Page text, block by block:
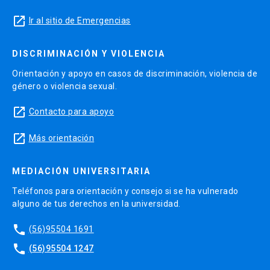
launch
Ir al sitio de Emergencias
DISCRIMINACIÓN Y VIOLENCIA
Orientación y apoyo en casos de discriminación, violencia de
género o violencia sexual.
launch Contacto para apoyo
launch Más orientación
MEDIACIÓN UNIVERSITARIA
Teléfonos para orientación y consejo si se ha vulnerado
alguno de tus derechos en la universidad.
phone (56)95504 1691
phone (56)95504 1247